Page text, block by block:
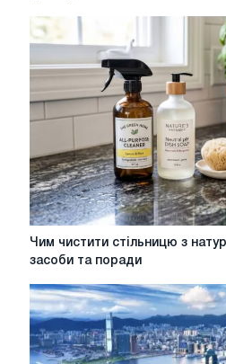
компактний
матеріал,
який
дочитують
Чим
чистити
з
натурального
каменю:
засоби
Чим чистити стільницю з
засоби та поради